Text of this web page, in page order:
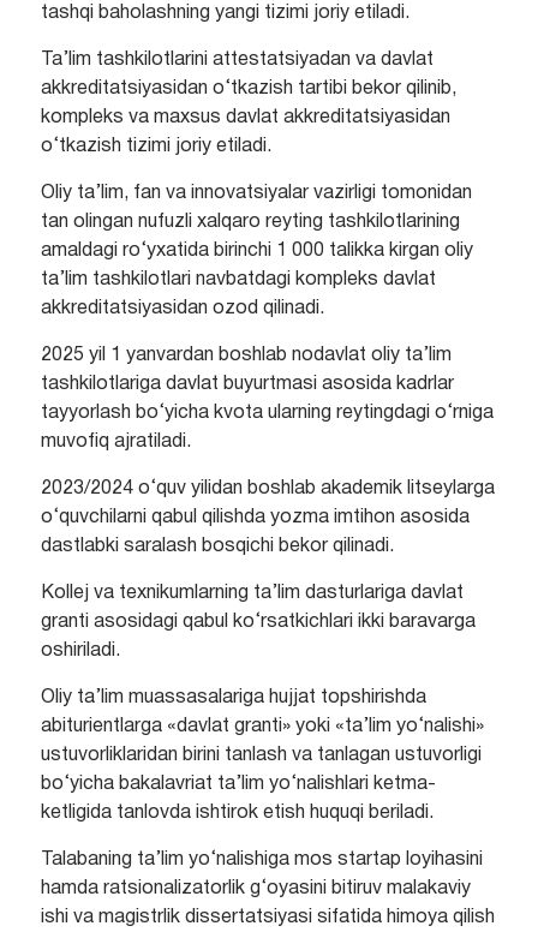
tashqi baholashning yangi tizimi joriy etiladi.
Ta’lim tashkilotlarini attestatsiyadan va davlat
akkreditatsiyasidan o‘tkazish tartibi bekor qilinib,
kompleks va maxsus davlat akkreditatsiyasidan
o‘tkazish tizimi joriy etiladi.
Oliy ta’lim, fan va innovatsiyalar vazirligi tomonidan
tan olingan nufuzli xalqaro reyting tashkilotlarining
amaldagi ro‘yxatida birinchi 1 000 talikka kirgan oliy
ta’lim tashkilotlari navbatdagi kompleks davlat
akkreditatsiyasidan ozod qilinadi.
2025 yil 1 yanvardan boshlab nodavlat oliy ta’lim
tashkilotlariga davlat buyurtmasi asosida kadrlar
tayyorlash bo‘yicha kvota ularning reytingdagi o‘rniga
muvofiq ajratiladi.
2023/2024 o‘quv yilidan boshlab akademik litseylarga
o‘quvchilarni qabul qilishda yozma imtihon asosida
dastlabki saralash bosqichi bekor qilinadi.
Kollej va texnikumlarning ta’lim dasturlariga davlat
granti asosidagi qabul ko‘rsatkichlari ikki baravarga
oshiriladi.
Oliy ta’lim muassasalariga hujjat topshirishda
abiturientlarga «davlat granti» yoki «ta’lim yo‘nalishi»
ustuvorliklaridan birini tanlash va tanlagan ustuvorligi
bo‘yicha bakalavriat ta’lim yo‘nalishlari ketma-
ketligida tanlovda ishtirok etish huquqi beriladi.
Talabaning ta’lim yo‘nalishiga mos startap loyihasini
hamda ratsionalizatorlik g‘oyasini bitiruv malakaviy
ishi va magistrlik dissertatsiyasi sifatida himoya qilish